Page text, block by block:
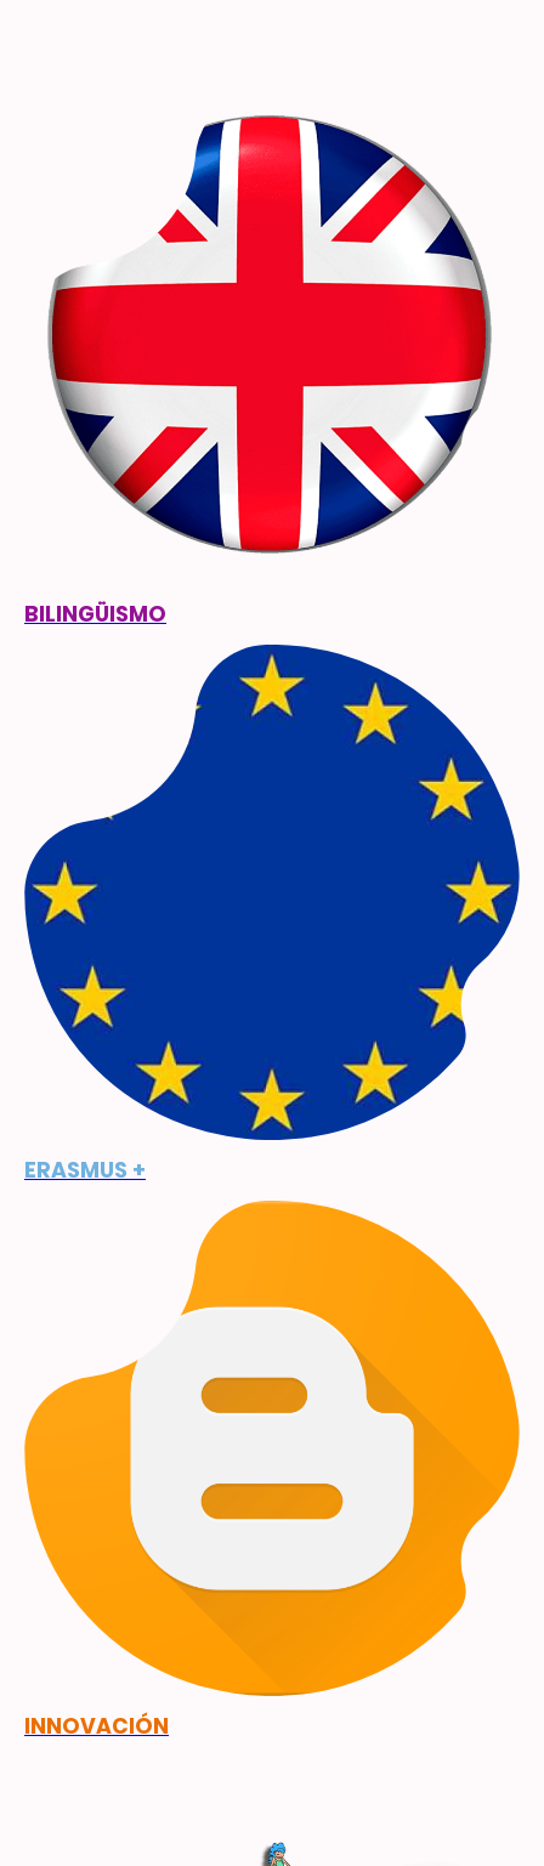
BILINGÜISMO
ERASMUS +
INNOVACIÓN